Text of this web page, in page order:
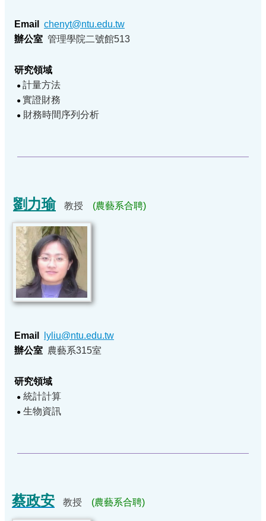
Email chenyt@ntu.edu.tw
辦公室 管理學院二號館513
研究領域
● 計量方法
● 實證財務
● 財務時間序列分析
劉力瑜 教授 (農藝系合聘)
Email lyliu@ntu.edu.tw
辦公室 農藝系315室
研究領域
● 統計計算
● 生物資訊
蔡政安 教授 (農藝系合聘)